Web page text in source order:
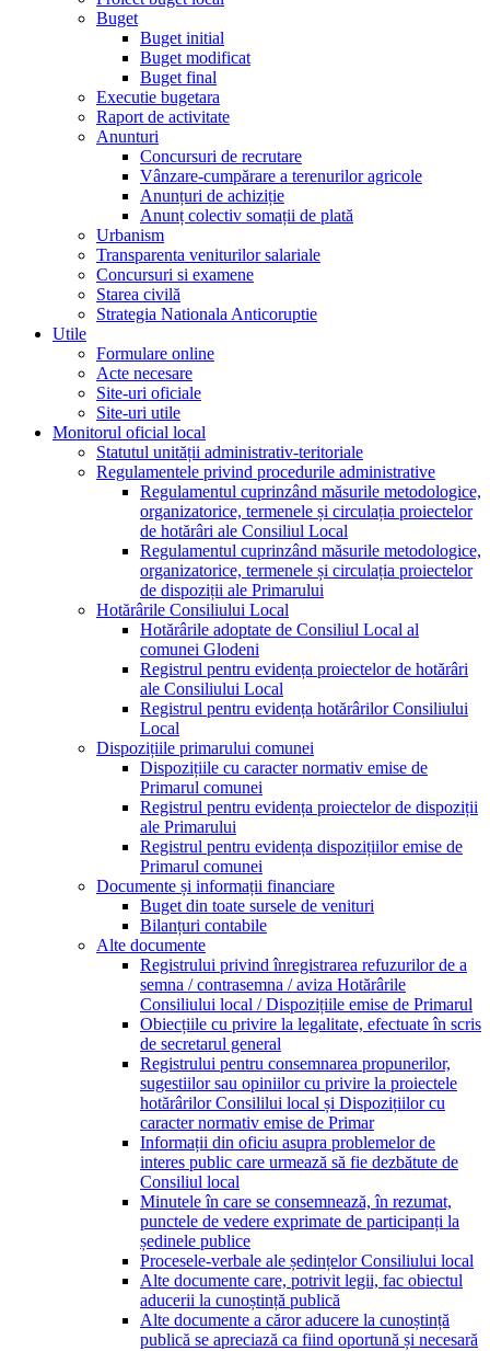
Buget
Buget initial
Buget modificat
Buget final
Executie bugetara
Raport de activitate
Anunturi
Concursuri de recrutare
Vânzare-cumpărare a terenurilor agricole
Anunțuri de achiziție
Anunț colectiv somații de plată
Urbanism
Transparenta veniturilor salariale
Concursuri si examene
Starea civilă
Strategia Nationala Anticoruptie
Utile
Formulare online
Acte necesare
Site-uri oficiale
Site-uri utile
Monitorul oficial local
Statutul unității administrativ-teritoriale
Regulamentele privind procedurile administrative
Regulamentul cuprinzând măsurile metodologice,
organizatorice, termenele și circulația proiectelor
de hotărâri ale Consiliul Local
Regulamentul cuprinzând măsurile metodologice,
organizatorice, termenele și circulația proiectelor
de dispoziții ale Primarului
Hotărârile Consiliului Local
Hotărârile adoptate de Consiliul Local al
comunei Glodeni
Registrul pentru evidența proiectelor de hotărâri
ale Consiliului Local
Registrul pentru evidența hotărârilor Consiliului
Local
Dispozițiile primarului comunei
Dispozițiile cu caracter normativ emise de
Primarul comunei
Registrul pentru evidența proiectelor de dispoziții
ale Primarului
Registrul pentru evidența dispozițiilor emise de
Primarul comunei
Documente și informații financiare
Buget din toate sursele de venituri
Bilanțuri contabile
Alte documente
Registrului privind înregistrarea refuzurilor de a
semna / contrasemna / aviza Hotărârile
Consiliului local / Dispozițiile emise de Primarul
Obiecțiile cu privire la legalitate, efectuate în scris
de secretarul general
Registrului pentru consemnarea propunerilor,
sugestiilor sau opiniilor cu privire la proiectele
hotărârilor Consililui local și Dispozițiilor cu
caracter normativ emise de Primar
Informații din oficiu asupra problemelor de
interes public care urmează să fie dezbătute de
Consiliul local
Minutele în care se consemnează, în rezumat,
punctele de vedere exprimate de participanți la
ședinele publice
Procesele-verbale ale ședințelor Consiliului local
Alte documente care, potrivit legii, fac obiectul
aducerii la cunoștință publică
Alte documente a căror aducere la cunoștință
publică se apreciază ca fiind oportună și necesară